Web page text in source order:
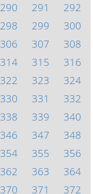
290 291
292
298 299
300
306 307
308
314 315
316
322 323
324
330 331
332
338 339
340
346 347
348
354 355
356
362 363
364
370 371 372